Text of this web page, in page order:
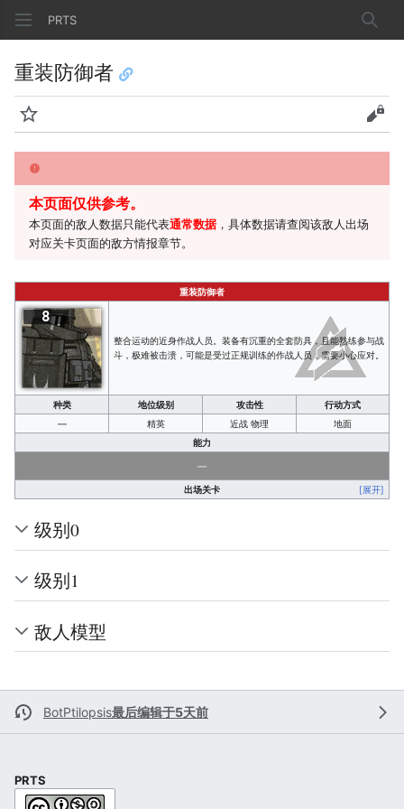
PRTS 搜索
重装防御者
监视 查看
本页面仅供参考。
本页面的敌人数据只能代表通常数据 ，具体数据请查阅该敌人出场
对应关卡页面的敌方情报章节。
重装防御者
8
整合运动的近身作战人员。装备有沉重的全套防具，且能熟练参与战
斗，极难被击溃，可能是受过正规训练的作战人员，需要小心应对。
种类 地位级别 攻击性
行动方式
—
精英 近战 物理
地面
能力
—
出场关卡 [展开]
级别0
级别1
敌人模型
BotPtilopsis最后编辑于5天前
PRTS